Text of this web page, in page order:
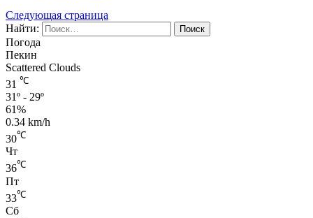
Следующая страница
Найти:
Погода
Пекин
Scattered Clouds
31 ℃
31º - 29º
61%
0.34 km/h
30℃
Чт
36℃
Пт
33℃
Сб